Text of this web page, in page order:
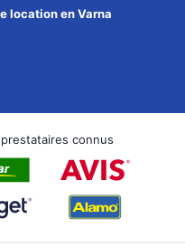
location en Varna
connus